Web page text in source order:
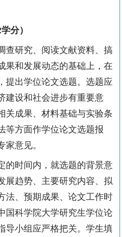
学分）
研究、阅读文献资料、搞
果和发展动态的基础上，在
提出学位论文选题。选题应
建设和社会进步有重要意
关成果、材料基础与实验条
等方面作学位论文选题报
意见。
时间内，就选题的背景意
展趋势、主要研究内容、拟
法、预期成果、论文工作时
国科学院大学研究生学位论
导小组应严格把关。学生填